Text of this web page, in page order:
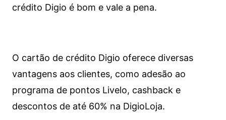
crédito Digio é bom e vale a pena.
O cartão de crédito Digio oferece diversas
vantagens aos clientes, como adesão ao
programa de pontos Livelo, cashback e
descontos de até 60% na DigioLoja.